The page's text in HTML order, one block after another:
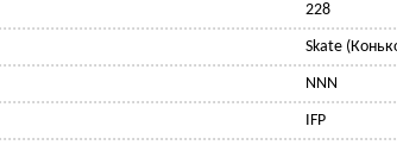
228
Skate
NNN
IFP